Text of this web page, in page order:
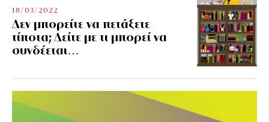
18/03/2022
Δεν μπορείτε να πετάξετε
τίποτα; Δείτε με τι μπορεί να
συνδέεται…